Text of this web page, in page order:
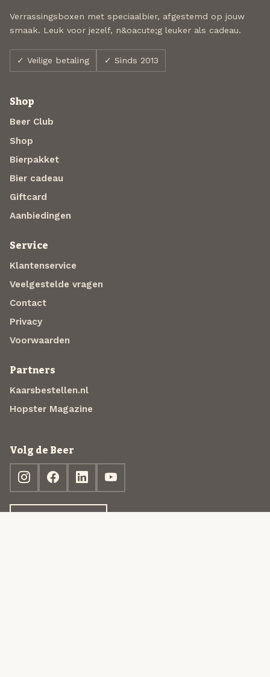
Verrassingsboxen met speciaalbier, afgestemd op jouw
smaak. Leuk voor jezelf, n&oacute;g leuker als cadeau.
✓ Veilige betaling ✓ Sinds 2013
Shop
Beer Club
Shop
Bierpakket
Bier cadeau
Giftcard
Aanbiedingen
Service
Klantenservice
Veelgestelde vragen
Contact
Privacy
Voorwaarden
Partners
Kaarsbestellen.nl
Hopster Magazine
Volg de Beer